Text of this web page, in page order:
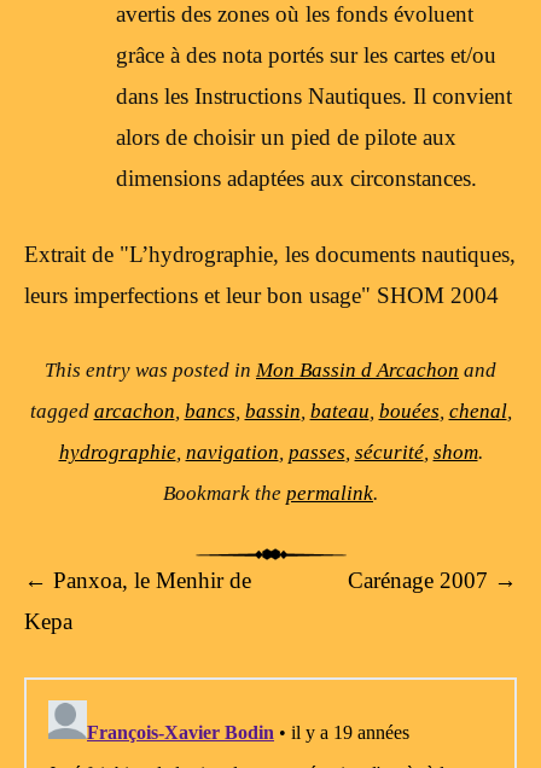
avertis des zones où les fonds évoluent
grâce à des nota portés sur les cartes et/ou
dans les Instructions Nautiques. Il convient
alors de choisir un pied de pilote aux
dimensions adaptées aux circonstances.
Extrait de "L’hydrographie, les documents nautiques,
leurs imperfections et leur bon usage" SHOM 2004
This entry was posted in Mon Bassin d Arcachon and
tagged arcachon, bancs, bassin, bateau, bouées, chenal,
hydrographie, navigation, passes, sécurité, shom.
Bookmark the permalink.
Post navigation
← Panxoa, le Menhir de
Kepa
Carénage 2007 →